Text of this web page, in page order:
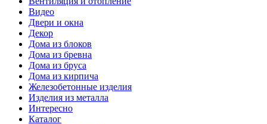
Видео
Двери и окна
Декор
Дома из блоков
Дома из бревна
Дома из бруса
Дома из кирпича
Железобетонные изделия
Изделия из металла
Интересно
Каталог